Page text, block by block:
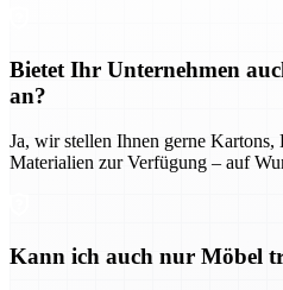
Bietet Ihr Unternehmen
an?
Ja, wir stellen Ihnen gerne
Materialien zur Verfügung – auf
Kann ich auch nur Möbel